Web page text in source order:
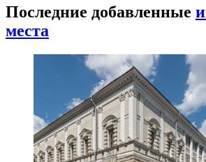
Последние добавленные
места